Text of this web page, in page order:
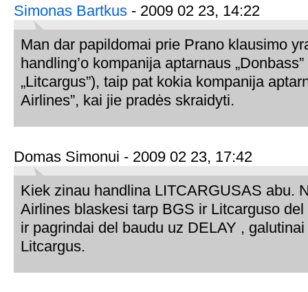
Simonas Bartkus - 2009 02 23, 14:22
Man dar papildomai prie Prano klausimo
handling’o kompanija aptarnaus
„Litcargus”), taip pat kokia kompanija
Airlines”, kai jie pradės skraidyti.
Domas Simonui - 2009 02 23, 17:42
Kiek zinau handlina LITCARGUSAS abu.
Airlines blaskesi tarp BGS ir Litcarguso
ir pagrindai del baudu uz DELAY ,
Litcargus.